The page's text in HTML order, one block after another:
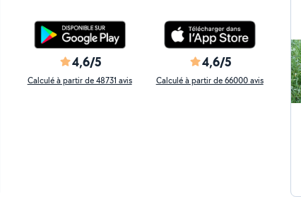
4,6/5
Calculé à partir de 48731 avis
4,6/5
Calculé à partir de 66000 avis